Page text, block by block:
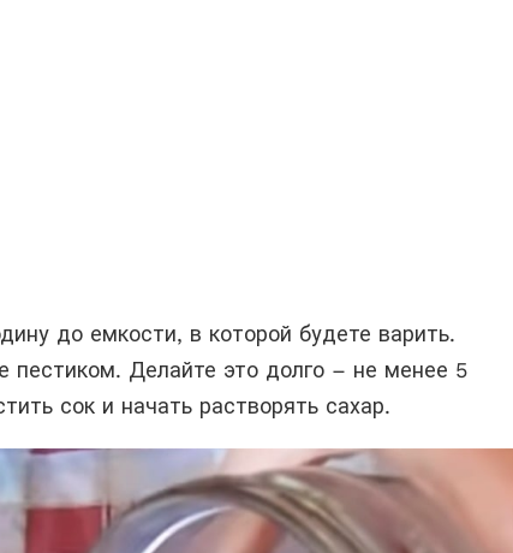
до емкости, в которой будете варить.
пестиком. Делайте это долго – не менее 5
сок и начать растворять сахар.